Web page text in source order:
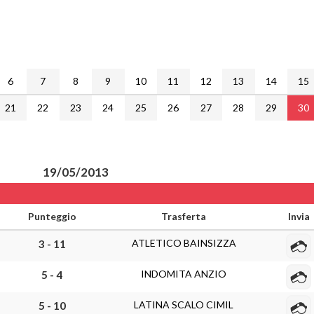
6 7 8 9 10 11 12 13 14 15
21 22 23 24 25 26 27 28 29 30
19/05/2013
Punteggio Trasferta Invia
3 - 11 ATLETICO BAINSIZZA
5 - 4 INDOMITA ANZIO
5 - 10 LATINA SCALO CIMIL